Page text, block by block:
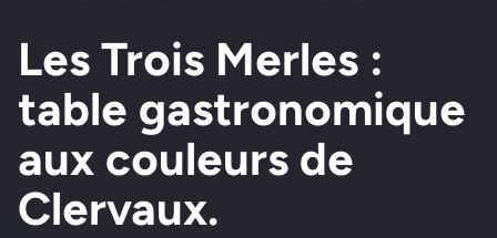
Les Trois Merles :
table gastronomique
aux couleurs de
Clervaux.